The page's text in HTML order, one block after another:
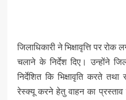
जिलाधिकारी ने भिक्षावृत्ति पर रोक
चलाने के निर्देश दिए। उन्होंने
निर्देशित कि भिक्षावृति करते
रेस्क्यू करने हेतु वाहन का